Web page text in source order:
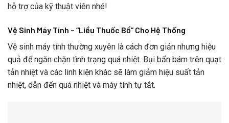
hỗ trợ của kỹ thuật viên nhé!
Vệ Sinh Máy Tính – “Liều Thuốc Bổ” Cho Hệ Thống
Vệ sinh máy tính thường xuyên là cách đơn giản nhưng hiệu
quả để ngăn chặn tình trạng quá nhiệt. Bụi bẩn bám trên quạt
tản nhiệt và các linh kiện khác sẽ làm giảm hiệu suất tản
nhiệt, dẫn đến quá nhiệt và máy tính tự tắt.